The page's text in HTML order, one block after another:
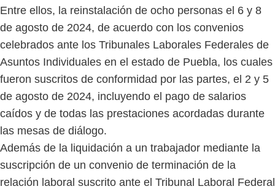
Entre ellos, la reinstalación de ocho personas el 6 y 8
de agosto de 2024, de acuerdo con los convenios
celebrados ante los Tribunales Laborales Federales de
Asuntos Individuales en el estado de Puebla, los cuales
fueron suscritos de conformidad por las partes, el 2 y 5
de agosto de 2024, incluyendo el pago de salarios
caídos y de todas las prestaciones acordadas durante
las mesas de diálogo.
Además de la liquidación a un trabajador mediante la
suscripción de un convenio de terminación de la
relación laboral suscrito ante el Tribunal Laboral Federal